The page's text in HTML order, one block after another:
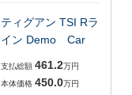
ティグアン TSI Rラ
イン Demo Car
支払総額 461.2万円
本体価格 450.0万円